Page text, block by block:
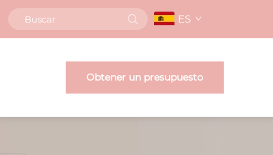
ES
Obtener un presupuesto